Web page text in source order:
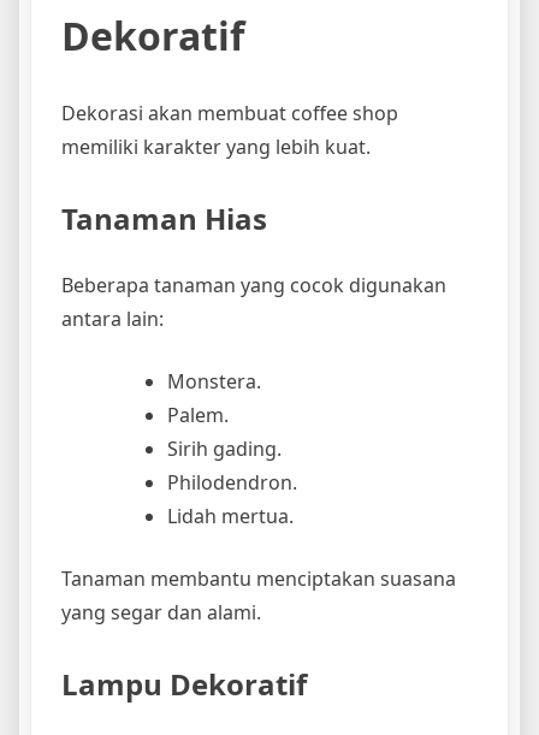
Dekoratif
Dekorasi akan membuat coffee shop
memiliki karakter yang lebih kuat.
Tanaman Hias
Beberapa tanaman yang cocok digunakan
antara lain:
Monstera.
Palem.
Sirih gading.
Philodendron.
Lidah mertua.
Tanaman membantu menciptakan suasana
yang segar dan alami.
Lampu Dekoratif